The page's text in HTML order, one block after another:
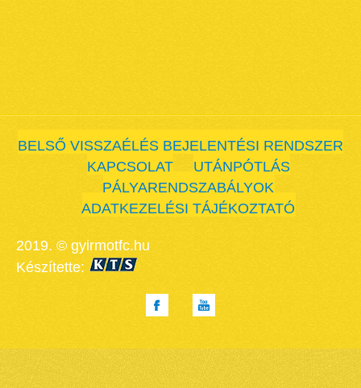
BELSŐ VISSZAÉLÉS BEJELENTÉSI RENDSZER
KAPCSOLAT
UTÁNPÓTLÁS
PÁLYARENDSZABÁLYOK
ADATKEZELÉSI TÁJÉKOZTATÓ
2019. © gyirmotfc.hu
Készítette: